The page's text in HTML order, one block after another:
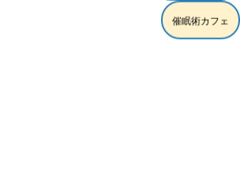
催眠術カフェ